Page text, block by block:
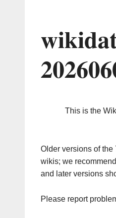
This is the
Older versions of
wikis; we
and later versions
Please report